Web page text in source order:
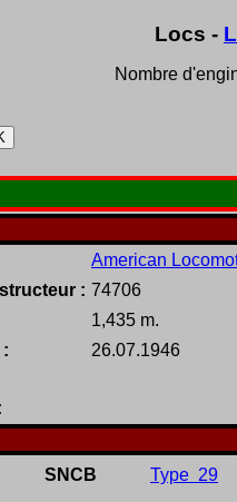
Locs -
Nombre
American
: 74706
1,435 m.
26.07.1946
SNCB Type 29